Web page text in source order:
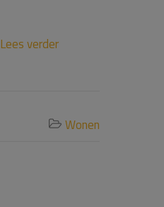
Lees verder
 Wonen